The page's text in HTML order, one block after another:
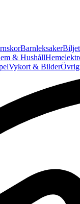
Barnleksaker
& Hushåll
Vykort & Bilder